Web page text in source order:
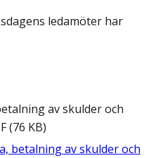
ledamöter har
av skulder och
(76 KB)
betalning av skulder och